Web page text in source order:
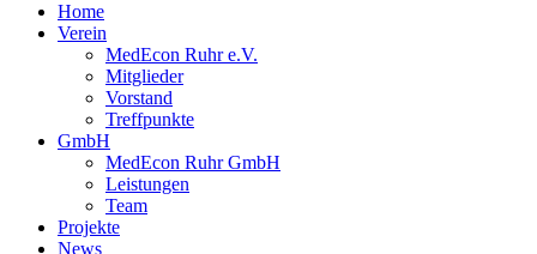
Home
Verein
MedEcon Ruhr e.V.
Mitglieder
Vorstand
Treffpunkte
GmbH
MedEcon Ruhr GmbH
Leistungen
Team
Projekte
News